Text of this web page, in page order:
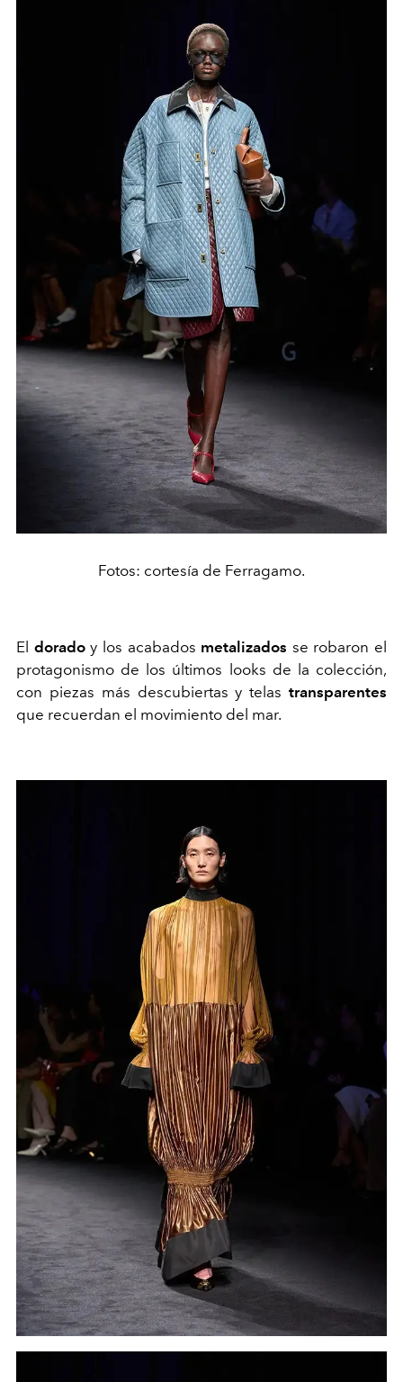
Fotos: cortesía de Ferragamo.
El doradoy los acabados metalizados se robaron el
protagonismo de los últimos looks de la colección,
con piezas más descubiertas y telas transparentes
que recuerdan el movimiento del mar.